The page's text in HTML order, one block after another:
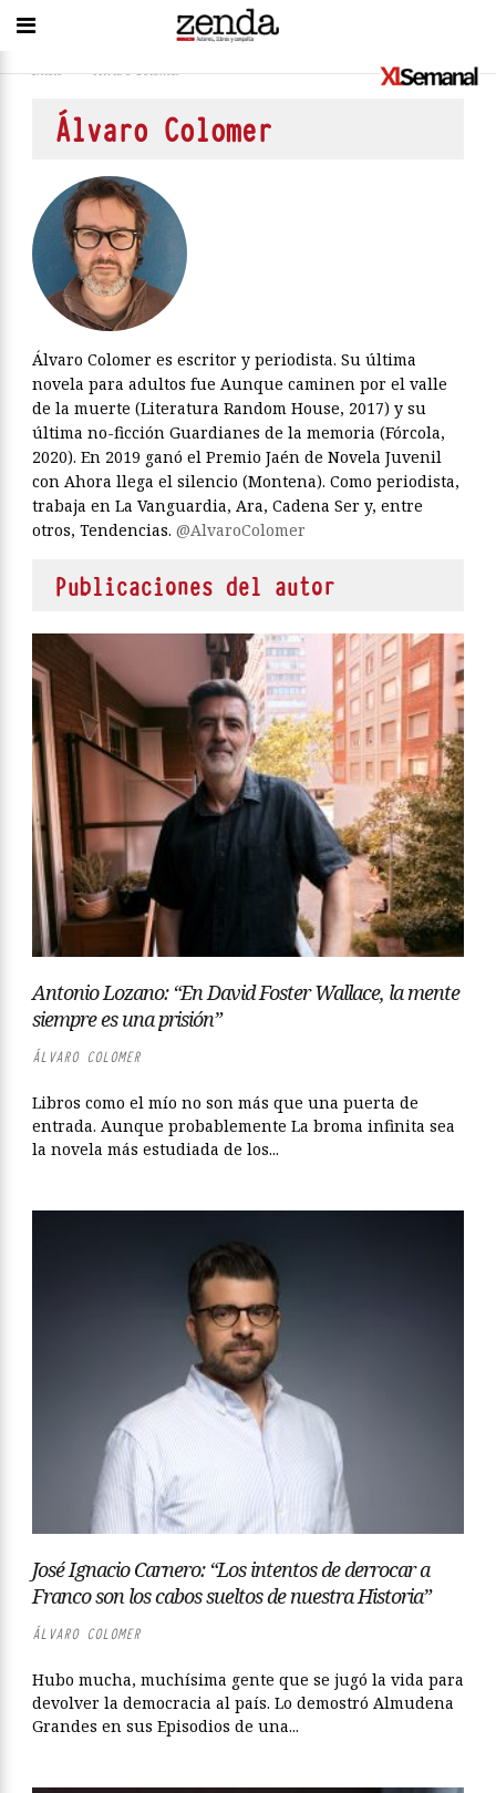
Inicio > Álvaro Colomer
Álvaro Colomer
Álvaro Colomer es escritor y periodista. Su última
novela para adultos fue Aunque caminen por el valle
de la muerte (Literatura Random House, 2017) y su
última no-ficción Guardianes de la memoria (Fórcola,
2020). En 2019 ganó el Premio Jaén de Novela Juvenil
con Ahora llega el silencio (Montena). Como periodista,
trabaja en La Vanguardia, Ara, Cadena Ser y, entre
otros, Tendencias. @AlvaroColomer
Publicaciones del autor
Antonio Lozano: “En David Foster Wallace, la mente
siempre es una prisión”
ÁLVARO COLOMER
Libros como el mío no son más que una puerta de
entrada. Aunque probablemente La broma infinita sea
la novela más estudiada de los...
José Ignacio Carnero: “Los intentos de derrocar a
Franco son los cabos sueltos de nuestra Historia”
ÁLVARO COLOMER
Hubo mucha, muchísima gente que se jugó la vida para
devolver la democracia al país. Lo demostró Almudena
Grandes en sus Episodios de una...